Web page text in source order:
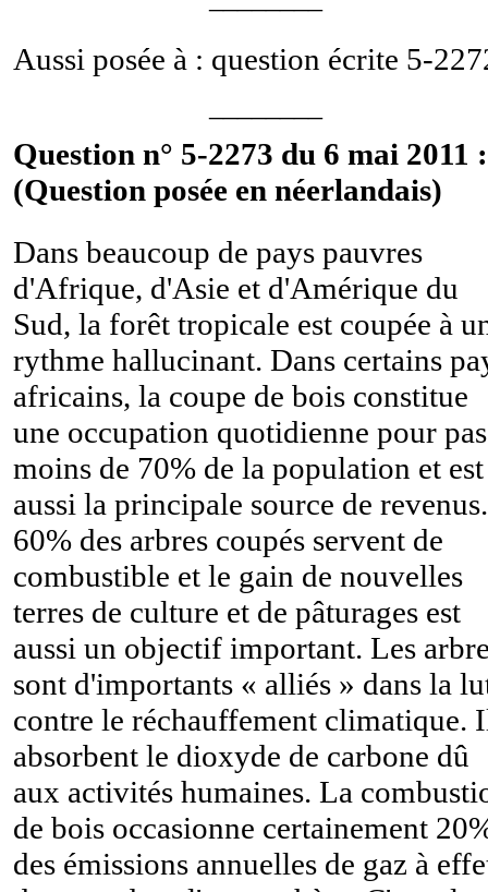
Aussi posée à : question écrite 5-
Question n° 5-2273 du 6 mai 2011 :
(Question posée en néerlandais)
Dans beaucoup de pays pauvres
d'Afrique, d'Asie et d'Amérique du
Sud, la forêt tropicale est coupée à
rythme hallucinant. Dans certains
africains, la coupe de bois constitue
une occupation quotidienne pour pas
moins de 70% de la population et est
aussi la principale source de revenus.
60% des arbres coupés servent de
combustible et le gain de nouvelles
terres de culture et de pâturages est
aussi un objectif important. Les
sont d'importants « alliés » dans la
contre le réchauffement climatique.
absorbent le dioxyde de carbone dû
aux activités humaines. La
de bois occasionne certainement
des émissions annuelles de gaz à